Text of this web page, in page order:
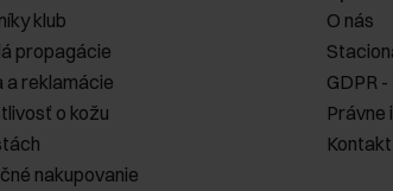
klub
propagácie
a reklamácie
o kožu
nakupovanie
O nás
GDPR
Právne
Kontakt